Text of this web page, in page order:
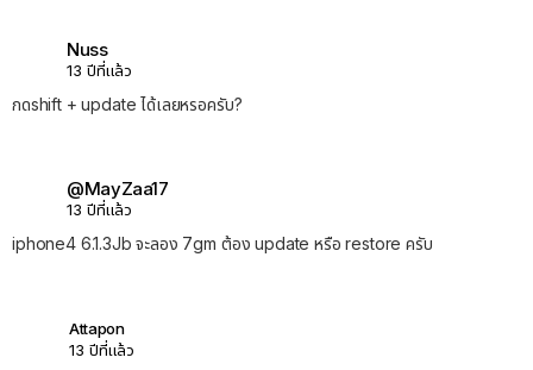
Nuss
13 ปีที่แล้ว
กดshift + update ได้เลยหรอครับ?
@MayZaa17
13 ปีที่แล้ว
iphone4 6.1.3Jb จะลอง 7gm ต้อง update หรือ restore ครับ
Attapon
13 ปีที่แล้ว